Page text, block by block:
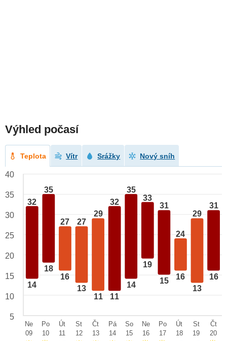
Výhled počasí
Teplota Vítr Srážky Nový sníh
32
14
35
18
27
16
27
13
29
11
32
11
35
14
33
19
31
15
24
16
29
13
31
16
40
35
30
25
20
15
10
5
Ne
09
Po
10
Út
11
St
12
Čt
13
Pá
14
So
15
Ne
16
Po
17
Út
18
St
19
Čt
20